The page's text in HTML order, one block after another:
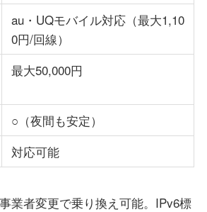
au・UQモバイル対応（最大1,10
0円/回線）
最大50,000円
○（夜間も安定）
対応可能
業者変更で乗り換え可能。IPv6標